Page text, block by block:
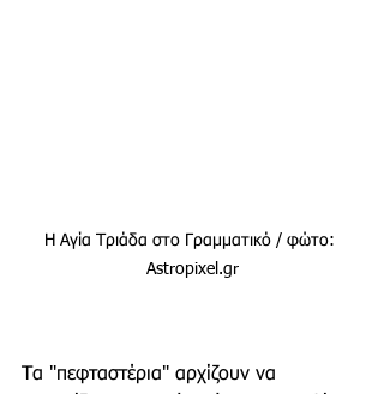
Η Αγία Τριάδα στο Γραμματικό / φώτο:
Astropixel.gr
Τα "πεφταστέρια" αρχίζουν να